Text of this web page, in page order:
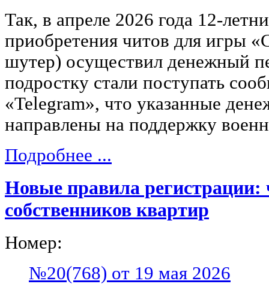
Так, в апреле 2026 года 12-
приобретения читов для игры
шутер) осуществил денежный
подростку стали поступать
«Telegram», что указанные
направлены на поддержку
Подробнее ...
Новые правила регистрации:
собственников квартир
Номер:
№20(768) от 19 мая 2026